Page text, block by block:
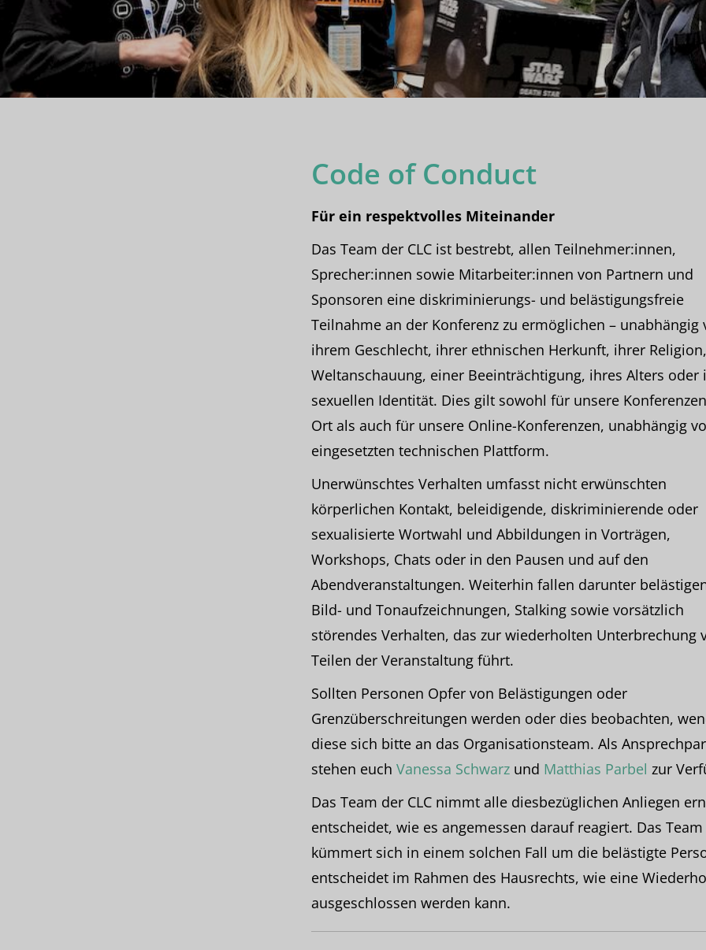
Code of Conduct
Für ein respektvolles Miteinander
Das Team der CLC ist bestrebt, allen Teilnehmer:innen,
Sprecher:innen sowie Mitarbeiter:innen von Partnern und
Sponsoren eine diskriminierungs- und belästigungsfreie
Teilnahme an der Konferenz zu ermöglichen – unabhängig
ihrem Geschlecht, ihrer ethnischen Herkunft, ihrer
Weltanschauung, einer Beeinträchtigung, ihres Alters oder
sexuellen Identität. Dies gilt sowohl für unsere
Ort als auch für unsere Online-Konferenzen, unabhängig
eingesetzten technischen Plattform.
Unerwünschtes Verhalten umfasst nicht erwünschten
körperlichen Kontakt, beleidigende, diskriminierende oder
sexualisierte Wortwahl und Abbildungen in Vorträgen,
Workshops, Chats oder in den Pausen und auf den
Abendveranstaltungen. Weiterhin fallen darunter
Bild- und Tonaufzeichnungen, Stalking sowie vorsätzlich
störendes Verhalten, das zur wiederholten Unterbrechung
Teilen der Veranstaltung führt.
Sollten Personen Opfer von Belästigungen oder
Grenzüberschreitungen werden oder dies beobachten,
diese sich bitte an das Organisationsteam. Als
stehen euch Vanessa Schwarzund Matthias Parbel zur
Das Team der CLC nimmt alle diesbezüglichen Anliegen
entscheidet, wie es angemessen darauf reagiert. Das Team
kümmert sich in einem solchen Fall um die belästigte
entscheidet im Rahmen des Hausrechts, wie eine
ausgeschlossen werden kann.